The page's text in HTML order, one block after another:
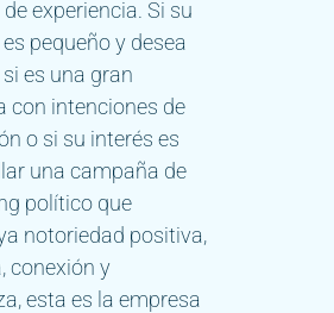
experiencia. Si su
pequeño y desea
es una gran
con intenciones de
o si su interés es
una campaña de
político que
notoriedad positiva,
conexión y
esta es la empresa